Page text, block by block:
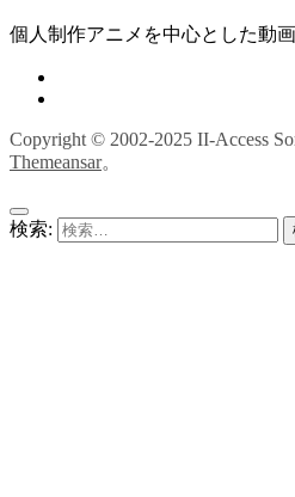
個人制作アニメを中心とした動
Copyright © 2002-2025 II-Access
Themeansar。
検索: